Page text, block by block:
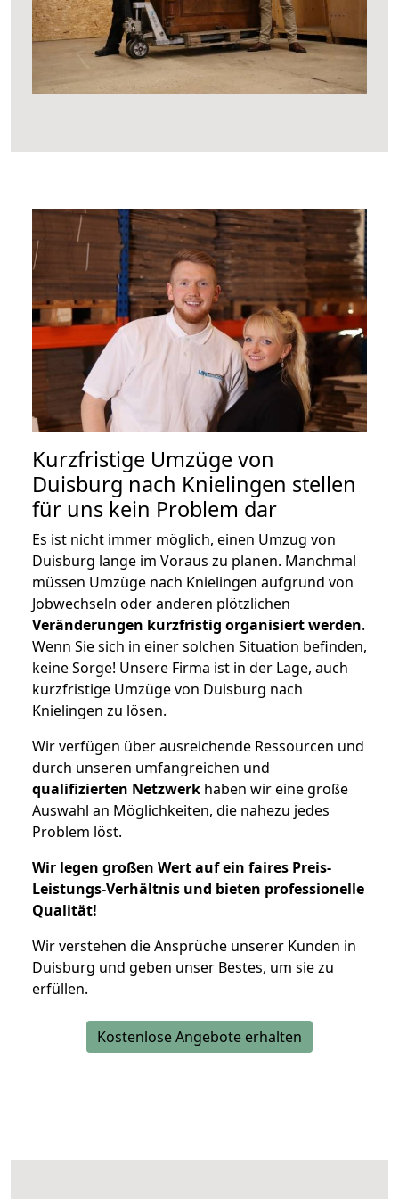
Kurzfristige Umzüge von
Duisburg nach Knielingen stellen
für uns kein Problem dar
Es ist nicht immer möglich, einen Umzug von
Duisburg lange im Voraus zu planen. Manchmal
müssen Umzüge nach Knielingen aufgrund von
Jobwechseln oder anderen plötzlichen
Veränderungen kurzfristig organisiert werden.
Wenn Sie sich in einer solchen Situation befinden,
keine Sorge! Unsere Firma ist in der Lage, auch
kurzfristige Umzüge von Duisburg nach
Knielingen zu lösen.
Wir verfügen über ausreichende Ressourcen und
durch unseren umfangreichen und
qualifizierten Netzwerk haben wir eine große
Auswahl an Möglichkeiten, die nahezu jedes
Problem löst.
Wir legen großen Wert auf ein faires Preis-
Leistungs-Verhältnis und bieten professionelle
Qualität!
Wir verstehen die Ansprüche unserer Kunden in
Duisburg und geben unser Bestes, um sie zu
erfüllen.
Kostenlose Angebote erhalten